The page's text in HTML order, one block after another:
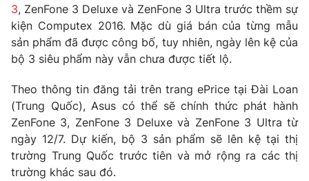
Phim VTV
Hậu trường
Nhân vật
Khán giả
Giải sao mai
Giải trí
Điện ảnh
Âm nhạc
Sao
Đời sống
Du lịch
Làm đẹp
Chất lượng cuộc sống
Giáo dục
Tuyển sinh
Học trực tuyến
Công nghệ
Hitech Công nghệ tương lai
3, ZenFone 3 Deluxe và ZenFone 3 Ultra trước thềm sự
kiện Computex 2016. Mặc dù giá bán của từng mẫu
sản phẩm đã được công bố, tuy nhiên, ngày lên kệ của
bộ 3 siêu phẩm này vẫn chưa được tiết lộ.
Theo thông tin đăng tải trên trang ePrice tại Đài Loan
(Trung Quốc), Asus có thể sẽ chính thức phát hành
ZenFone 3, ZenFone 3 Deluxe và ZenFone 3 Ultra từ
ngày 12/7. Dự kiến, bộ 3 sản phẩm sẽ lên kệ tại thị
trường Trung Quốc trước tiên và mở rộng ra các thị
trường khác sau đó.